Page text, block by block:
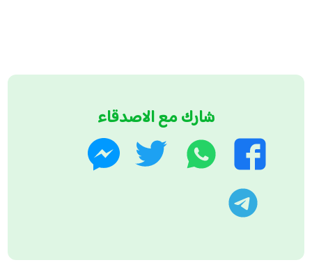
شارك مع الاصدقاء
فيسبوك
واتساب تويتر